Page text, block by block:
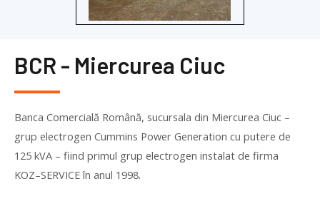
BCR - Miercurea Ciuc
Banca Comercială Română, sucursala din Miercurea Ciuc –
grup electrogen Cummins Power Generation cu putere de
125 kVA – fiind primul grup electrogen instalat de firma
KOZ–SERVICEîn anul 1998.